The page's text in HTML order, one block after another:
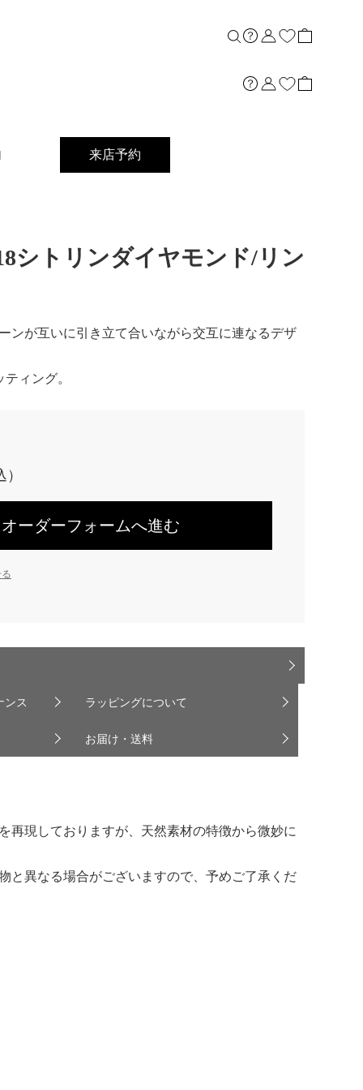
来店予約
シトリンダイヤモンド/リン
ンが互いに引き立て合いながら交互に連なるデザ
ィング。
オーダーフォームへ進む
ンス ラッピングについて
お届け・送料
再現しておりますが、天然素材の特徴から微妙に
と異なる場合がございますので、予めご了承くだ